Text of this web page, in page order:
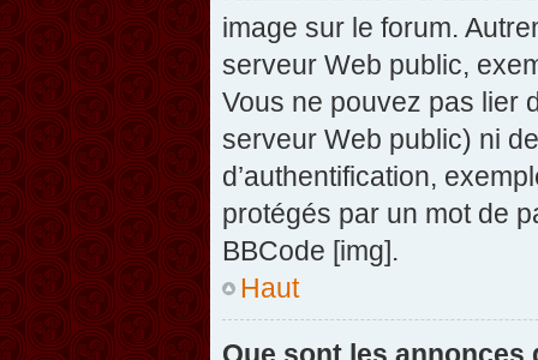
image sur le forum.
serveur Web public,
Vous ne pouvez pas lier
serveur Web public) ni
d’authentification,
protégés par un mot de
BBCode [img].
Haut
Que sont les annonces